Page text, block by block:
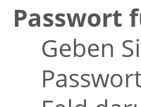
Passwort
Geben